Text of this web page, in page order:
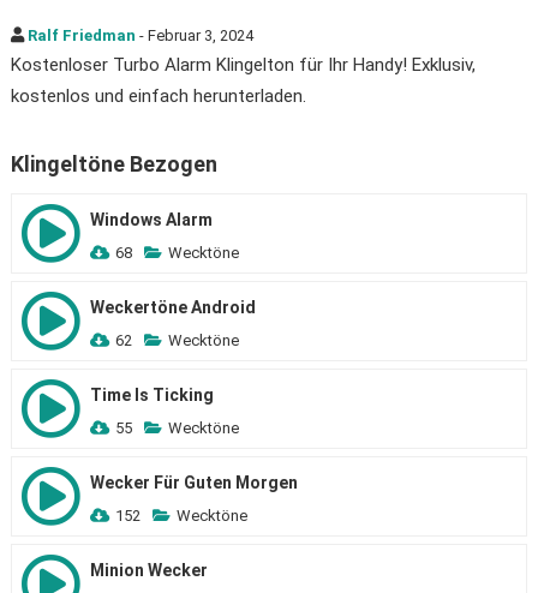
Ralf Friedman - Februar 3, 2024
Kostenloser Turbo Alarm Klingelton für Ihr Handy! Exklusiv,
kostenlos und einfach herunterladen.
Klingeltöne Bezogen
Windows Alarm
68 Wecktöne
Weckertöne Android
62 Wecktöne
Time Is Ticking
55 Wecktöne
Wecker Für Guten Morgen
152 Wecktöne
Minion Wecker